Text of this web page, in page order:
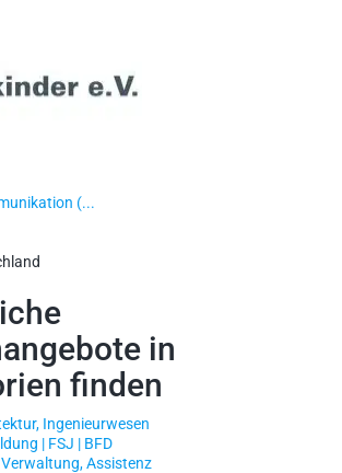
(...
in
finden
Ingenieurwesen
| FSJ | BFD
Assistenz